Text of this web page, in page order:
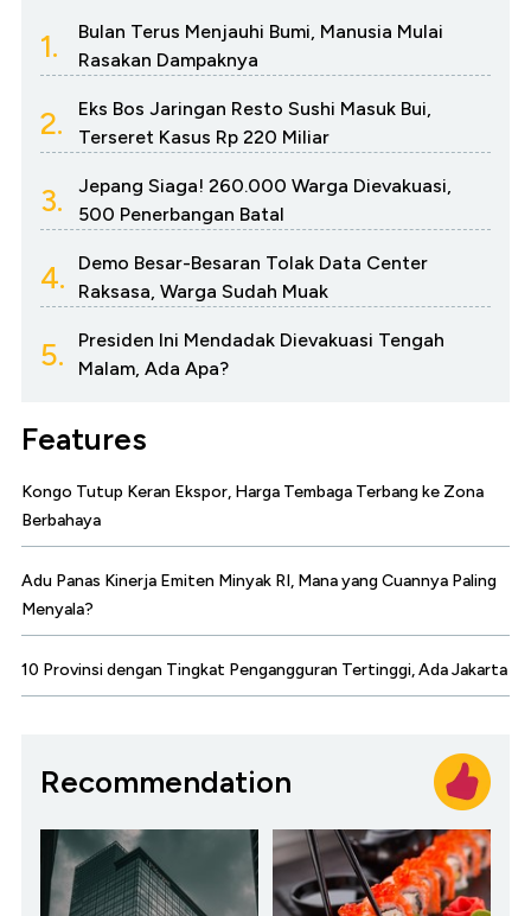
1.
Bulan Terus Menjauhi Bumi, Manusia Mulai
Rasakan Dampaknya
2.
Eks Bos Jaringan Resto Sushi Masuk Bui,
Terseret Kasus Rp 220 Miliar
3.
Jepang Siaga! 260.000 Warga Dievakuasi,
500 Penerbangan Batal
4.
Demo Besar-Besaran Tolak Data Center
Raksasa, Warga Sudah Muak
5.
Presiden Ini Mendadak Dievakuasi Tengah
Malam, Ada Apa?
Features
Kongo Tutup Keran Ekspor, Harga Tembaga Terbang ke Zona
Berbahaya
Adu Panas Kinerja Emiten Minyak RI, Mana yang Cuannya Paling
Menyala?
10 Provinsi dengan Tingkat Pengangguran Tertinggi, Ada Jakarta
Recommendation